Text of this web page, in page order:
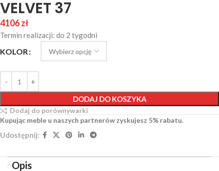
VELVET 37
4106zł
Termin realizacji: do 2 tygodni
KOLOR
DODAJ DO KOSZYKA
Dodaj do porównywarki
Kupując meble u naszych partnerów zyskujesz 5% rabatu.
Udostępnij:
Opis